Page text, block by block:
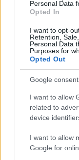
Personal Data
Opted In
I want to opt-
Retention,
Personal Data
Purposes for
Opted Out
Google
I want to allow
related to
device
I want to allow
Google for
sculture,
umanità ed
distribuzione
museo,
ritraggono, in
apprezzare al
fotografie.
Attraverso la
a osservare con
esposte,